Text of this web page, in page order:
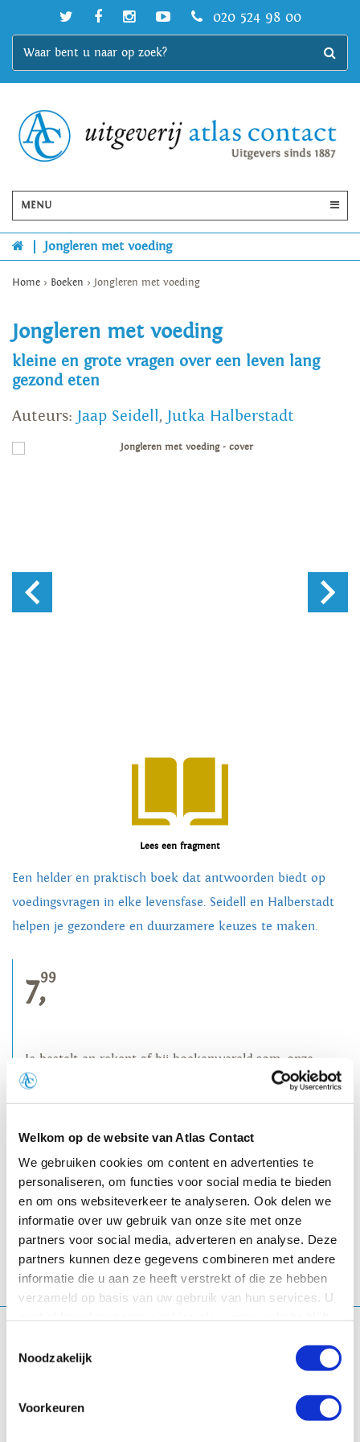
Welkom op de website van Atlas Contact
We gebruiken cookies om content en advertenties te
personaliseren, om functies voor social media te bieden
en om ons websiteverkeer te analyseren. Ook delen we
informatie over uw gebruik van onze site met onze
partners voor social media, adverteren en analyse. Deze
partners kunnen deze gegevens combineren met andere
informatie die u aan ze heeft verstrekt of die ze hebben
verzameld op basis van uw gebruik van hun services. U
Noodzakelijk
Voorkeuren
020 524 98 00
MENU
Jongleren met voeding
Home > Boeken > Jongleren met voeding
Jongleren met voeding
kleine en grote vragen over een leven lang
gezond eten
Auteurs: Jaap Seidell, Jutka Halberstadt
Lees een fragment
Een helder en praktisch boek dat antwoorden biedt op
voedingsvragen in elke levensfase. Seidell en Halberstadt
helpen je gezondere en duurzamere keuzes te maken.
7,99
Je bestelt en rekent af bij boekenwereld.com, onze
eigen webwinkel.
Ebook
Op voorraad
Taal:Nederlands
ISBN:9789045035918